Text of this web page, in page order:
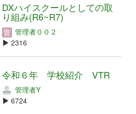
DXハイスクールとしての取
り組み(R6~R7)
管理者００２
2316
令和６年 学校紹介 VTR
管理者Y
6724